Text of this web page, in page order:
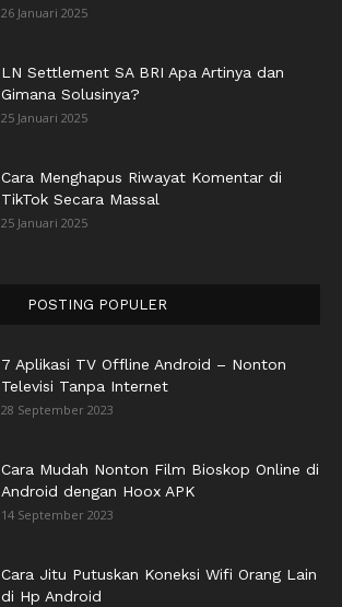
26 Januari 2025
LN Settlement SA BRI Apa Artinya dan
Gimana Solusinya?
25 Januari 2025
Cara Menghapus Riwayat Komentar di
TikTok Secara Massal
25 Januari 2025
POSTING POPULER
7 Aplikasi TV Offline Android – Nonton
Televisi Tanpa Internet
28 September 2023
Cara Mudah Nonton Film Bioskop Online di
Android dengan Hoox APK
14 September 2023
Cara Jitu Putuskan Koneksi Wifi Orang Lain
di Hp Android